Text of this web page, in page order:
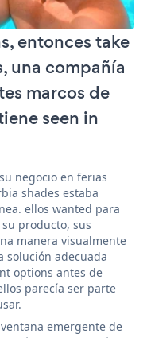
entonces take
una compañía
marcos de
seen in
negocio en ferias
shades estaba
ellos wanted para
producto, sus
manera visualmente
solución adecuada
options antes de
parecía ser parte
emergente de